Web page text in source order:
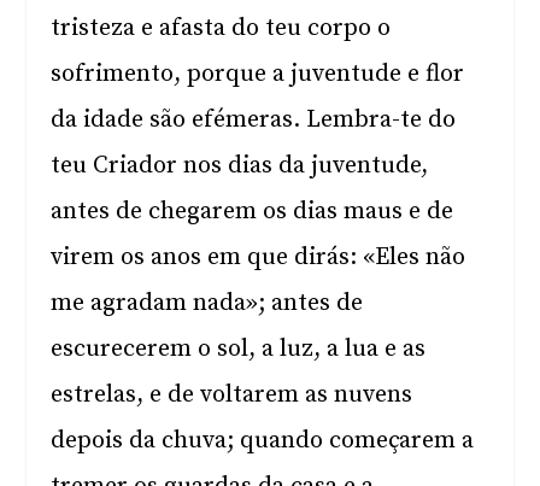
tristeza e afasta do teu corpo o
sofrimento, porque a juventude e flor
da idade são efémeras. Lembra-te do
teu Criador nos dias da juventude,
antes de chegarem os dias maus e de
virem os anos em que dirás: «Eles não
me agradam nada»; antes de
escurecerem o sol, a luz, a lua e as
estrelas, e de voltarem as nuvens
depois da chuva; quando começarem a